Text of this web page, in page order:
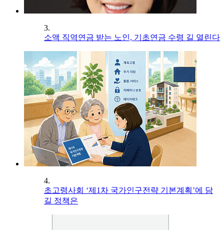
3.
소액 직역연금 받는 노인, 기초연금 수령 길 열린다
4.
초고령사회 ‘제1차 국가인구전략 기본계획’에 담
길 정책은